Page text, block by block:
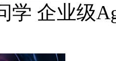
学 企业级